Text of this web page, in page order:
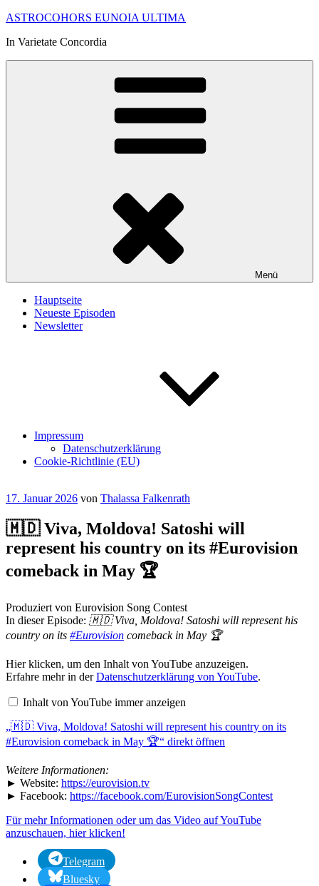
Zum
springen
ASTROCOHORS EUNOIA ULTIMA
In Varietate Concordia
Menü
Hauptseite
Neueste Episoden
Newsletter
Impressum
Datenschutzerklärung
Cookie-Richtlinie (EU)
Veröffentlicht
17. Januar 2026 von Thalassa Falkenrath
🇲🇩 Viva, Moldova! Satoshi will
represent his country on its #Eurovision
comeback in May 🏆
Produziert von Eurovision Song Contest
In dieser Episode: 🇲🇩 Viva, Moldova! Satoshi will represent his
country on its #Eurovision comeback in May 🏆
„🇲🇩
Viva,
Moldova!
will
his
country
on
#Eurovision
comeback
May
von
YouTube
Hier klicken, um den Inhalt von YouTube anzuzeigen.
Erfahre mehr in derDatenschutzerklärung von YouTube.
Inhalt von YouTube immer anzeigen
„🇲🇩 Viva, Moldova! Satoshi will represent his country on its
#Eurovision comeback in May 🏆“ direkt öffnen
Weitere Informationen:
► Website: https://eurovision.tv
► Facebook: https://facebook.com/EurovisionSongContest
Für mehr Informationen oder um das Video auf YouTube
anzuschauen, hier klicken!
Telegram
Bluesky